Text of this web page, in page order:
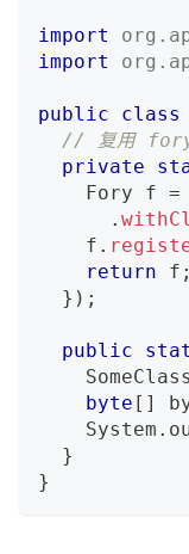
import org .
import
org .
public class
// 复用 fory
private
Fory f =
.
    f
.
return f ;
} ) ;
public
SomeClass
byte [ ]
System .
}
}